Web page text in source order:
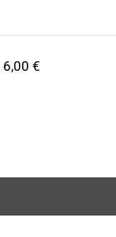
6,00 €